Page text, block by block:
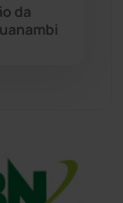
(158)
da